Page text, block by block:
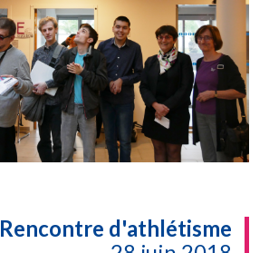
Rencontre d'athlétisme